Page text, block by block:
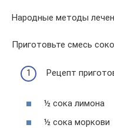
Народные методы
Приготовьте смесь
Рецепт
½ сока лимона
½ сока моркови